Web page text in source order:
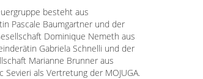
besteht aus
Pascale Baumgartner und der
Dominique Nemeth aus
Gabriela Schnelli und der
Marianne Brunner aus
Sevieri als Vertretung der MOJUGA.